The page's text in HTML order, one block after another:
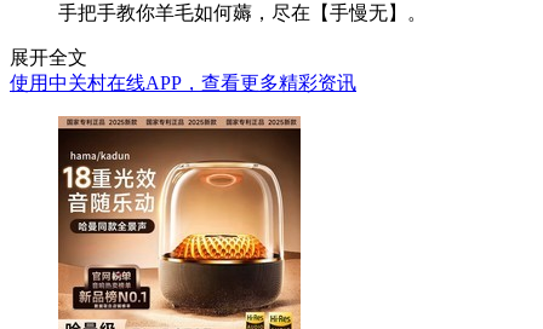
手把手教你羊毛如何薅，尽在【手慢无】。
展开全文
使用中关村在线APP，查看更多精彩资讯